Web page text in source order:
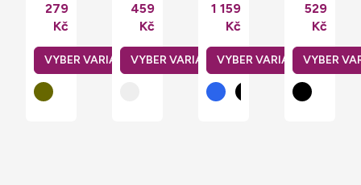
do
véčka
organické
česané
bavlny
279
Kč
hlubokým
výstřihem
Classics
459
Kč
Universal
Pro ve
gramáži
245
g/m
1 159
Kč
šňerováním
Urban
529
Kč